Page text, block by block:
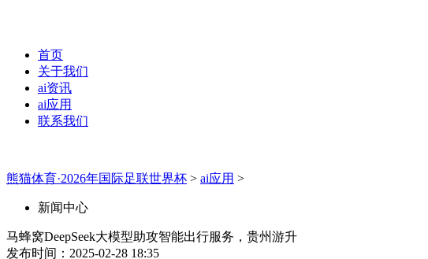
首页
关于我们
ai资讯
ai应用
联系我们
熊猫体育·2026年国际足联世界杯 > ai应用 >
新闻中心
马蜂窝DeepSeek大模型助攻智能出行服务，贵州游升
发布时间：2025-02-28 18:35